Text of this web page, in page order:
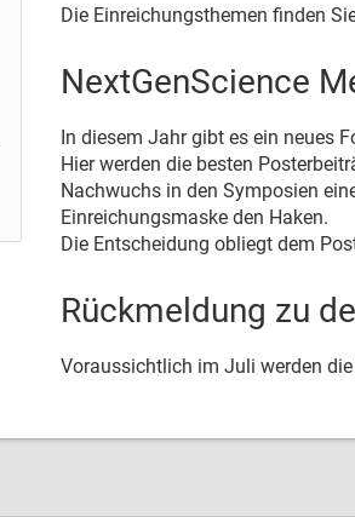
Die Einreichungsthemen finden
NextGenScience
In diesem Jahr gibt es ein neues
Hier werden die besten
Nachwuchs in den Symposien
Einreichungsmaske den Haken.
Die Entscheidung obliegt dem
Rückmeldung zu
Voraussichtlich im Juli werden